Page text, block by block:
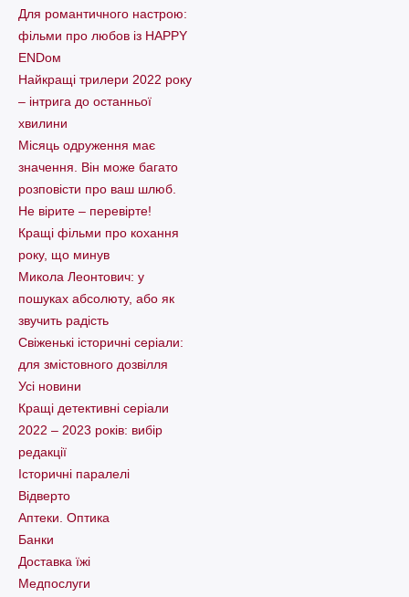
Для романтичного настрою:
фільми про любов із HAPPY
ENDом
Найкращі трилери 2022 року
– інтрига до останньої
хвилини
Місяць одруження має
значення. Він може багато
розповісти про ваш шлюб.
Не вірите – перевірте!
Кращі фільми про кохання
року, що минув
Микола Леонтович: у
пошуках абсолюту, або як
звучить радість
Свіженькі історичні серіали:
для змістовного дозвілля
Усі новини
Кращі детективні серіали
2022 – 2023 років: вибір
редакції
Історичні паралелі
Відверто
Аптеки. Оптика
Банки
Доставка їжі
Медпослуги